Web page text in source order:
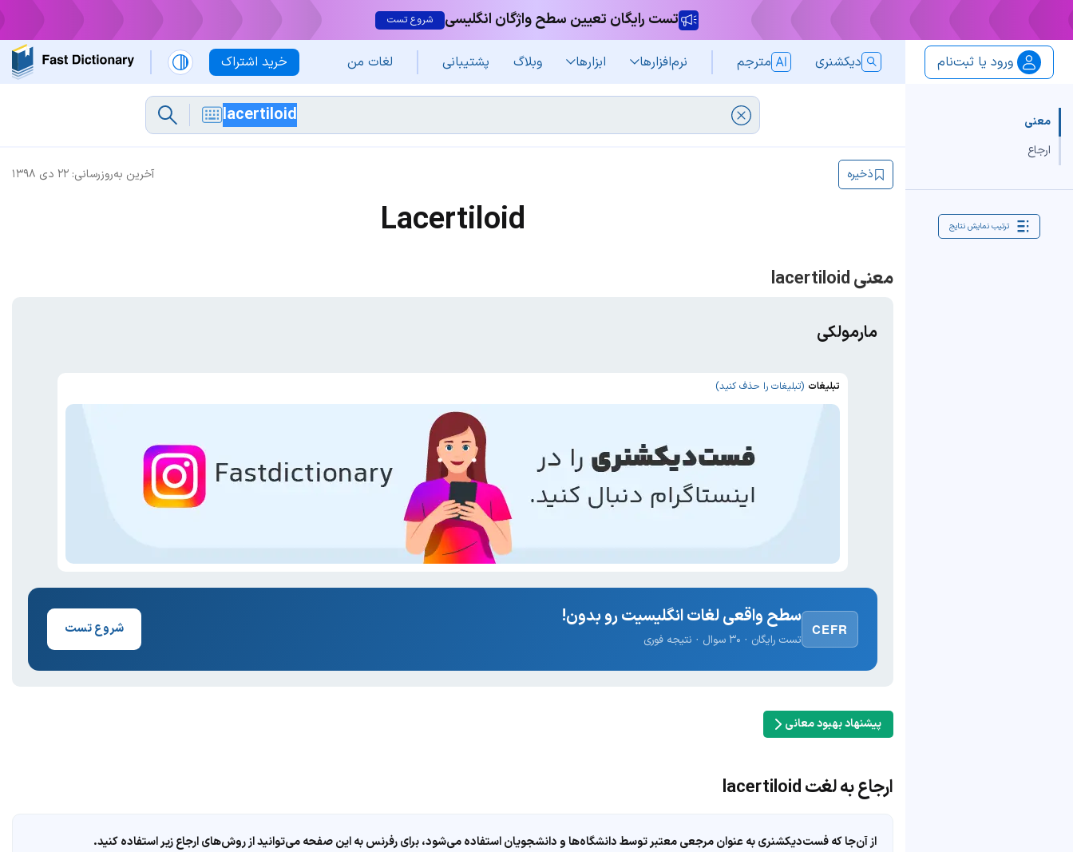
تست رایگان تعیین سطح واژگان انگلیسی شروع تست
خرید اشتراک ورود یا ثبت‌نام دیکشنری مترجم نرم‌افزار‌ها ابزارها وبلاگ پشتیبانی لغات من
معنی
ارجاع
ترتیب نمایش نتایج
آخرین به‌روزرسانی: ۲۲ دی ۱۳۹۸ ذخیره
Lacertiloid
معنی lacertiloid
مارمولکی
تبلیغات (تبلیغات را حذف کنید)
CEFR
سطح واقعی لغات انگلیسیت رو بدون!
تست رایگان · ۳۰ سوال · نتیجه فوری
شروع تست
پیشنهاد بهبود معانی
ارجاع به لغت lacertiloid
از آن‌جا که فست‌دیکشنری به عنوان مرجعی معتبر توسط دانشگاه‌ها و دانشجویان استفاده می‌شود، برای رفرنس به این صفحه می‌توانید از روش‌های ارجاع زیر استفاده کنید.